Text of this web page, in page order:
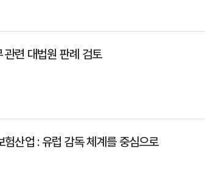
관련 대법원 판례 검토
산업 : 유럽 감독 체계를 중심으로